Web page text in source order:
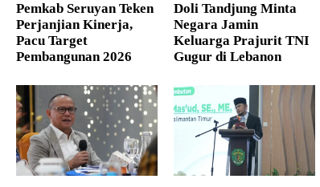
Pemkab Seruyan Teken
Perjanjian Kinerja,
Pacu Target
Pembangunan 2026
Doli Tandjung Minta
Negara Jamin
Keluarga Prajurit TNI
Gugur di Lebanon